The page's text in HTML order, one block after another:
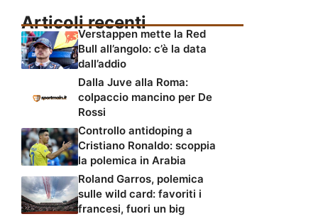
Articoli recenti
Verstappen mette la Red
Bull all’angolo: c’è la data
dall’addio
Dalla Juve alla Roma:
colpaccio mancino per De
Rossi
Controllo antidoping a
Cristiano Ronaldo: scoppia
la polemica in Arabia
Roland Garros, polemica
sulle wild card: favoriti i
francesi, fuori un big